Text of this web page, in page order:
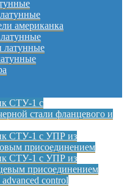
американка
латунные
СТУ-1 с
стали фланцевого и
СТУ-1 с УПР из
присоединением
СТУ-1 с УПР из
присоединением
control